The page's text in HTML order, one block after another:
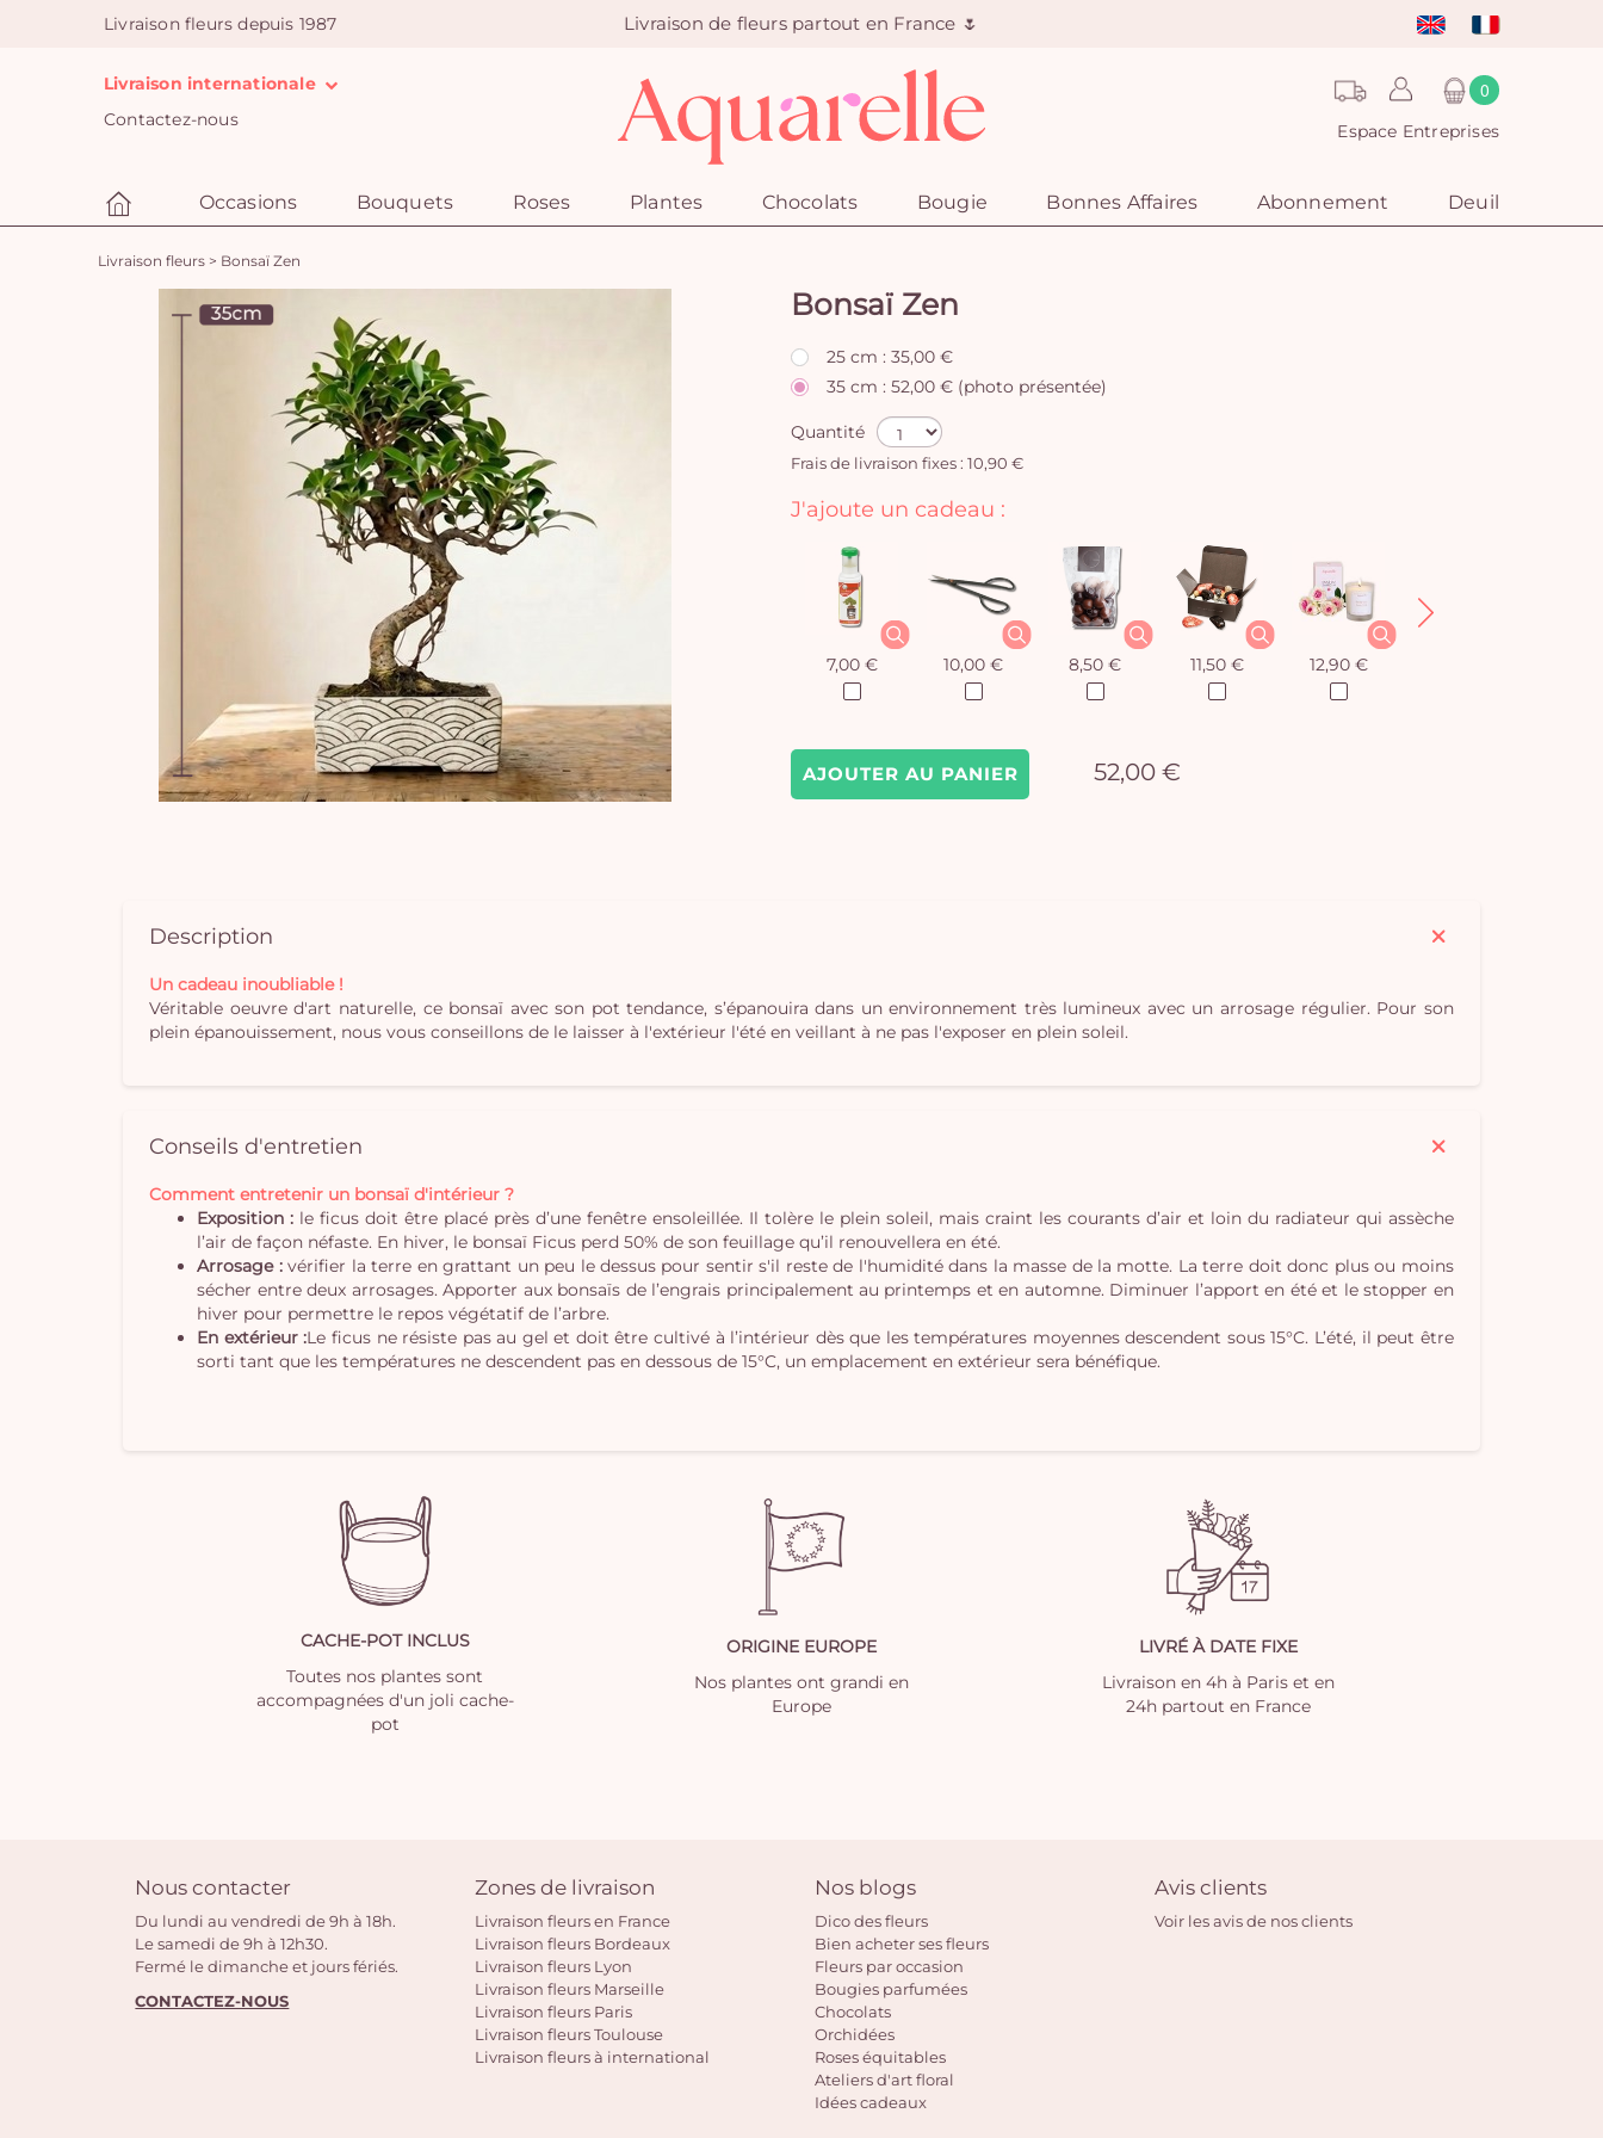
Livraison fleurs depuis 1987 Livraison de fleurs partout en France 🌷
Livraison internationale
Contactez-nous
0
Espace Entreprises
Occasions Bouquets Roses Plantes Chocolats Bougie Bonnes Affaires Abonnement Deuil
Livraison fleurs > Bonsaï Zen
Bonsaï Zen
25 cm : 35,00 €
35 cm : 52,00 € (photo présentée)
Quantité
Frais de livraison fixes : 10,90 €
AJOUTER AU PANIER 52,00 €
J'ajoute un cadeau :
7,00 € 10,00 € 8,50 € 11,50 € 12,90 €
Description
Un cadeau inoubliable !
Véritable oeuvre d'art naturelle, ce bonsaï avec son pot tendance, s’épanouira dans un environnement très lumineux avec un arrosage régulier. Pour son
plein épanouissement, nous vous conseillons de le laisser à l'extérieur l'été en veillant à ne pas l'exposer en plein soleil.
Conseils d'entretien
Comment entretenir un bonsaï d'intérieur ?
Exposition : le ficus doit être placé près d’une fenêtre ensoleillée. Il tolère le plein soleil, mais craint les courants d’air et loin du radiateur qui assèche
l’air de façon néfaste. En hiver, le bonsaï Ficus perd 50% de son feuillage qu’il renouvellera en été.
Arrosage :vérifier la terre en grattant un peu le dessus pour sentir s'il reste de l'humidité dans la masse de la motte. La terre doit donc plus ou moins
sécher entre deux arrosages. Apporter aux bonsaïs de l’engrais principalement au printemps et en automne. Diminuer l’apport en été et le stopper en
hiver pour permettre le repos végétatif de l’arbre.
En extérieur :Le ficus ne résiste pas au gel et doit être cultivé à l’intérieur dès que les températures moyennes descendent sous 15°C. L’été, il peut être
sorti tant que les températures ne descendent pas en dessous de 15°C, un emplacement en extérieur sera bénéfique.
CACHE-POT INCLUS
Toutes nos plantes sont
accompagnées d'un joli cache-
pot
ORIGINE EUROPE
Nos plantes ont grandi en
Europe
LIVRÉ À DATE FIXE
Livraison en 4h à Paris et en
24h partout en France
Nous contacter
Du lundi au vendredi de 9h à 18h.
Le samedi de 9h à 12h30.
Fermé le dimanche et jours fériés.
CONTACTEZ-NOUS
Zones de livraison
Livraison fleurs en France
Livraison fleurs Bordeaux
Livraison fleurs Lyon
Livraison fleurs Marseille
Livraison fleurs Paris
Livraison fleurs Toulouse
Livraison fleurs à international
Nos blogs
Dico des fleurs
Bien acheter ses fleurs
Fleurs par occasion
Bougies parfumées
Chocolats
Orchidées
Roses équitables
Ateliers d'art floral
Idées cadeaux
Avis clients
Voir les avis de nos clients